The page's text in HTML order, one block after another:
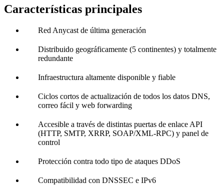
Características principales
Red Anycast de última generación
Distribuido geográficamente (5 continentes) y totalmente
redundante
Infraestructura altamente disponible y fiable
Ciclos cortos de actualización de todos los datos DNS,
correo fácil y web forwarding
Accesible a través de distintas puertas de enlace API
(HTTP, SMTP, XRRP, SOAP/XML-RPC) y panel de
control
Protección contra todo tipo de ataques DDoS
Compatibilidad con DNSSEC e IPv6